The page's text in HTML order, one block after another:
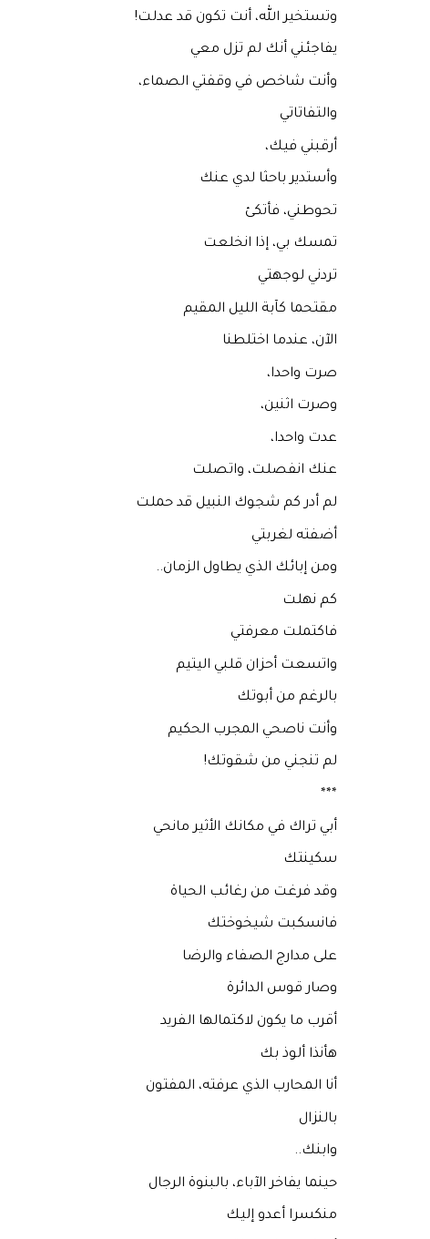
وتستخير الله، أنت تكون قد عدلت!
يفاجئني أنك لم تزل معي
وأنت شاخص في وقفتي الصماء،
والتفاتاتي
أرقبني فيك،
وأستدير باحثا لدي عنك
تحوطني، فأتكئ
تمسك بي، إذا انخلعت
تردني لوجهتي
مقتحما كآبة الليل المقيم
الآن، عندما اختلطنا
صرت واحدا،
وصرت اثنين،
عدت واحدا،
عنك انفصلت، واتصلت
لم أدر كم شجوك النبيل قد حملت
أضفته لغربتي
ومن إبائك الذي يطاول الزمان..
كم نهلت
فاكتملت معرفتي
واتسعت أحزان قلبي اليتيم
بالرغم من أبوتك
وأنت ناصحي المجرب الحكيم
لم تنجني من شقوتك!
***
أبي تراك في مكانك الأثير مانحي
سكينتك
وقد فرغت من رغائب الحياة
فانسكبت شيخوختك
على مدارج الصفاء والرضا
وصار قوس الدائرة
أقرب ما يكون لاكتمالها الفريد
هأنذا ألوذ بك
أنا المحارب الذي عرفته، المفتون
بالنزال
وابنك..
حينما يفاخر الآباء، بالبنوة الرجال
منكسرا أعدو إليك